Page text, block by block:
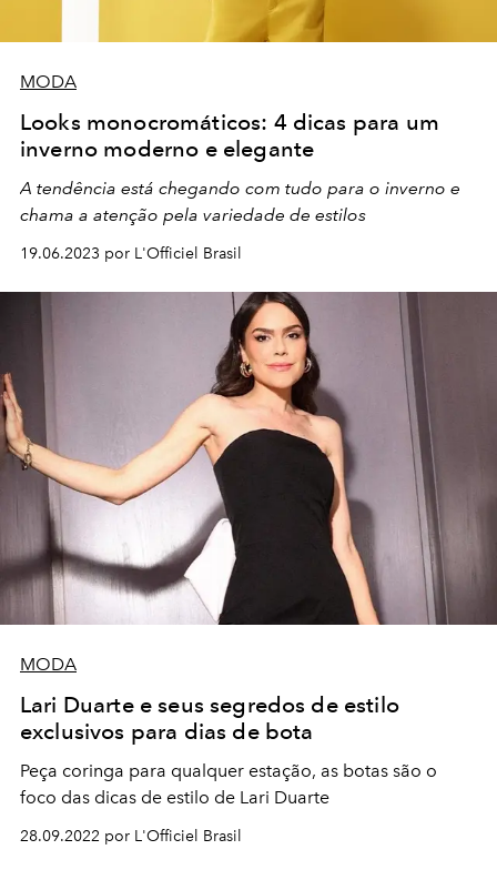
MODA
Looks monocromáticos: 4 dicas para um
inverno moderno e elegante
A tendência está chegando com tudo para o inverno e
chama a atenção pela variedade de estilos
19.06.2023 por L'Officiel Brasil
MODA
Lari Duarte e seus segredos de estilo
exclusivos para dias de bota
Peça coringa para qualquer estação, as botas são o
foco das dicas de estilo de Lari Duarte
28.09.2022 por L'Officiel Brasil